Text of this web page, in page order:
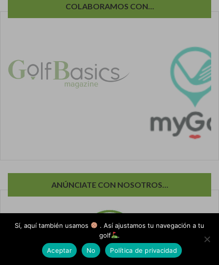
COLABORAMOS CON…
ANÚNCIATE CON NOSOTROS…
Sí, aquí también usamos
. Así ajustamos tu navegación a tu
golf
.
Aceptar
No Política de privacidad